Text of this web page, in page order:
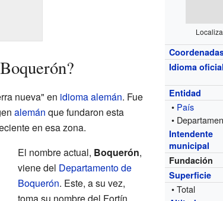
Idioma
Entidad
• País
•
Intendente
municipal
Fundación
Superficie
• Total
nueva" en idioma alemán. Fue
alemán que fundaron esta
en esa zona.
El nombre actual, Boquerón,
viene del Departamento de
Boquerón. Este, a su vez,